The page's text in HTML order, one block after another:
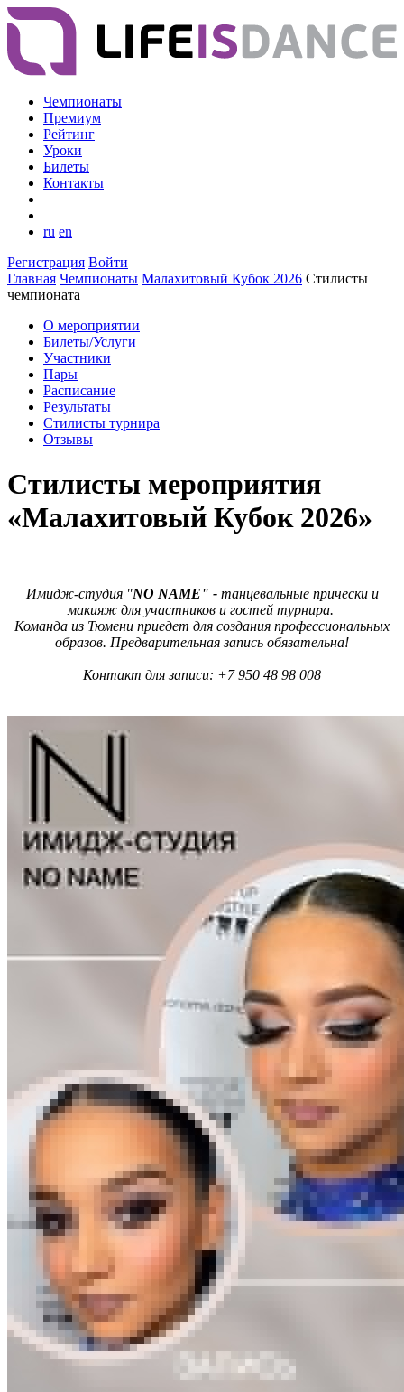
Чемпионаты
Премиум
Рейтинг
Уроки
Билеты
Контакты
ru en
Регистрация Войти
Главная Чемпионаты Малахитовый Кубок 2026 Стилисты
чемпионата
О мероприятии
Билеты/Услуги
Участники
Пары
Расписание
Результаты
Стилисты турнира
Отзывы
Стилисты мероприятия
«Малахитовый Кубок 2026»
Имидж-студия "NO NAME" -танцевальные прически и
макияж для участников и гостей турнира.
Команда из Тюмени приедет для создания профессиональных
образов. Предварительная запись обязательна!
Контакт для записи: +7 950 48 98 008